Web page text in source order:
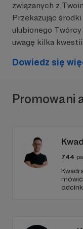
związanych z
Przekazując
ulubionego Twórcy
uwagę kilka kwestii.
Dowiedz się
Promowani
744